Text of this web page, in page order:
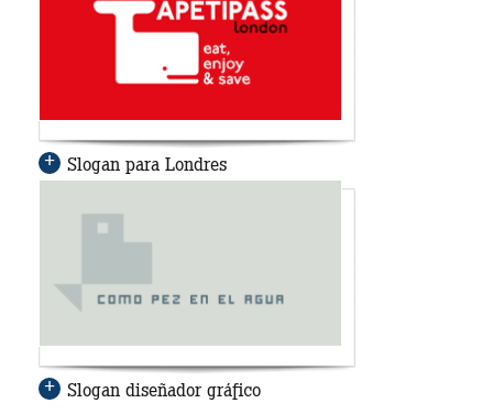
Slogan para Londres
Slogan diseñador gráfico